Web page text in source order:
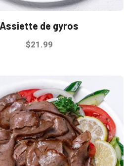
du
produit
Assiette de gyros
$21.99